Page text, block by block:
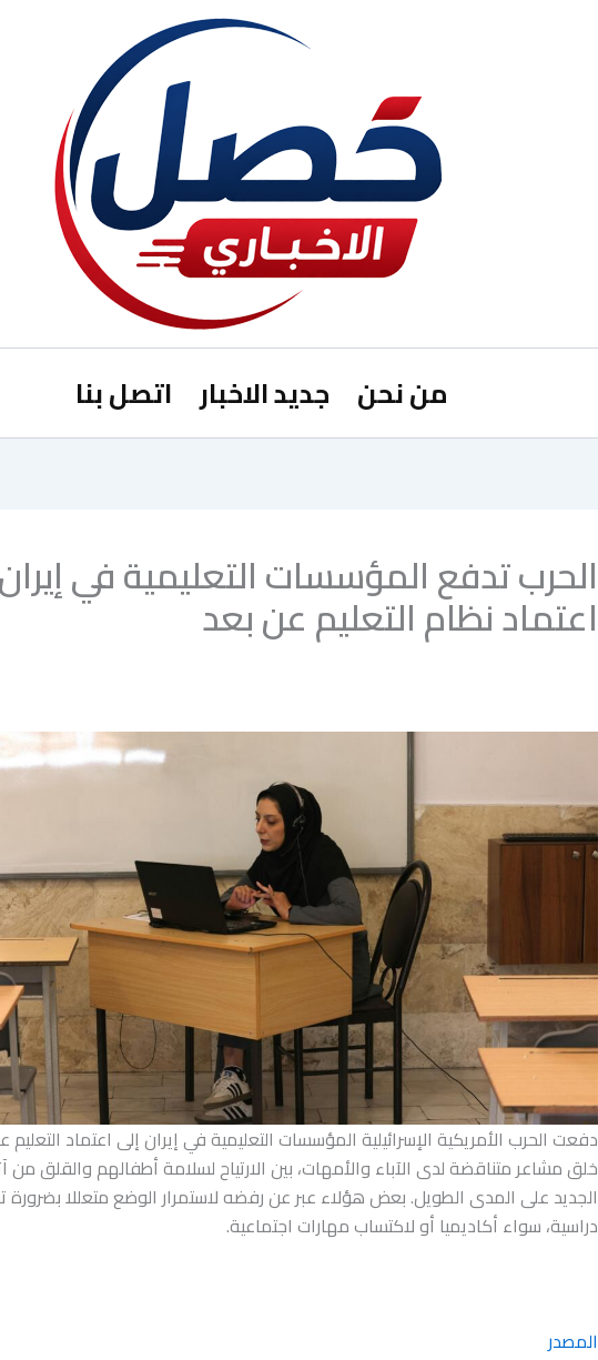
من نحن جديد الاخبار اتصل بنا
الحرب تدفع المؤسسات التعليمية في
اعتماد نظام التعليم عن بعد
دفعت الحرب الأمريكية الإسرائيلية المؤسسات التعليمية في إيران إلى اعتماد التعليم
خلق مشاعر متناقضة لدى الآباء والأمهات، بين الارتياح لسلامة أطفالهم والقلق من
الجديد على المدى الطويل. بعض هؤلاء عبر عن رفضه لاستمرار الوضع متعللا بضرورة
دراسية، سواء أكاديميا أو لاكتساب مهارات اجتماعية.
المصدر